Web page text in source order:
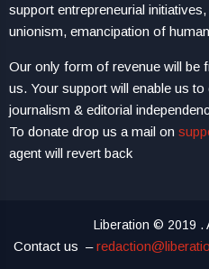
support entrepreneurial
unionism, emancipation of
Our only form of revenue will be
us. Your support will enable us
journalism & editorial
To donate drop us a mail on
agent will revert back
Liberation © 2019 .
Contact us –